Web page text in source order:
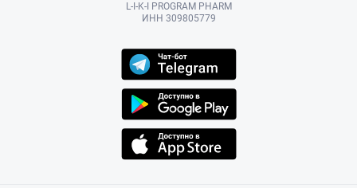
L-I-K-I PROGRAM PHARM
ИНН 309805779